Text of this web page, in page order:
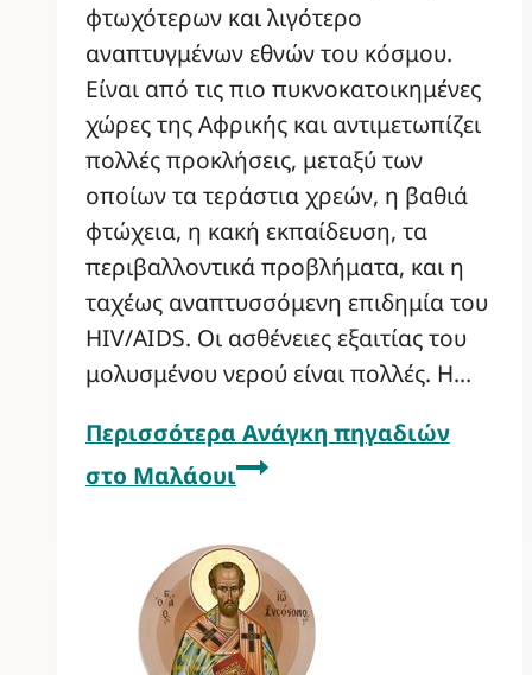
φτωχότερων και λιγότερο
αναπτυγμένων εθνών του κόσμου.
Είναι από τις πιο πυκνοκατοικημένες
χώρες της Αφρικής και αντιμετωπίζει
πολλές προκλήσεις, μεταξύ των
οποίων τα τεράστια χρεών, η βαθιά
φτώχεια, η κακή εκπαίδευση, τα
περιβαλλοντικά προβλήματα, και η
ταχέως αναπτυσσόμενη επιδημία του
HIV/AIDS. Οι ασθένειες εξαιτίας του
μολυσμένου νερού είναι πολλές. Η…
Περισσότερα Ανάγκη πηγαδιών
στο Μαλάουι